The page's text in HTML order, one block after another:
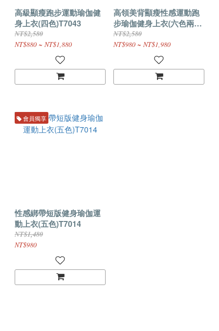
高級顯瘦跑步運動瑜伽健
身上衣(四色)T7043
NT$2,580
NT$880 ~ NT$1,880
高領美背顯瘦性感運動跑
步瑜伽健身上衣(六色兩
款)T7035
NT$2,580
NT$980 ~ NT$1,980
會員獨享
性感綁帶短版健身瑜伽運
動上衣(五色)T7014
NT$1,480
NT$980